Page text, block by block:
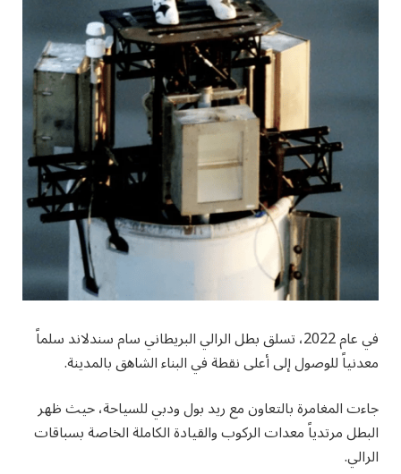
في عام 2022، تسلق بطل الرالي البريطاني سام سندلاند سلماً
معدنياً للوصول إلى أعلى نقطة في البناء الشاهق بالمدينة.
جاءت المغامرة بالتعاون مع ريد بول ودبي للسياحة، حيث ظهر
البطل مرتدياً معدات الركوب والقيادة الكاملة الخاصة بسباقات
الرالي.